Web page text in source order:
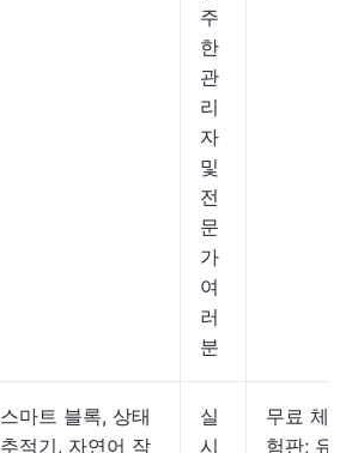
주
한
관
리
자
및
전
문
가
여
러
분
스마트 블록, 상태
추적기, 자연어 작
실
시
무료 체
험판; 유